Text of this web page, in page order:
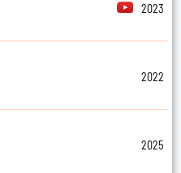
2023
2022
2025